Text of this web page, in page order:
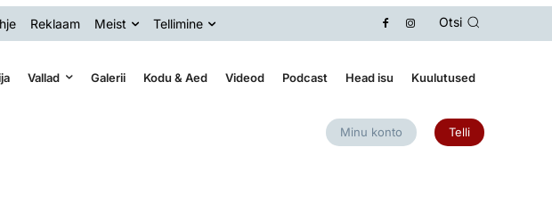
Reklaam Meist Tellimine Otsi
Vallad Galerii Kodu & Aed Videod Podcast Head isu Kuulutused
Minu konto Telli